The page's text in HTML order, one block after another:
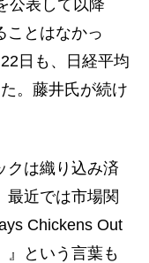
公表して以降
ことはなかっ
日も、日経平均
。藤井氏が続け
クは織り込み済
最近では市場関
Chickens Out
』という言葉も